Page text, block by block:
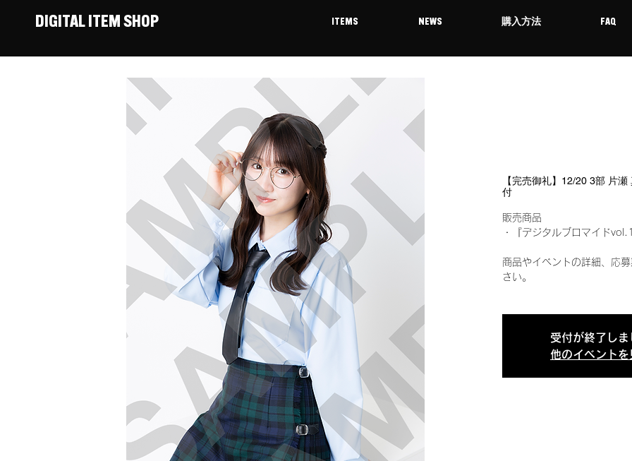
DIGITAL ITEM SHOP ITEMS NEWS 購入方法 FAQ
【完売御礼】12/20 3部 片
付
販売商品
・『デジタルブロマイド
商品やイベントの詳細、応
さい。
受付が終了しま
他のイベントを